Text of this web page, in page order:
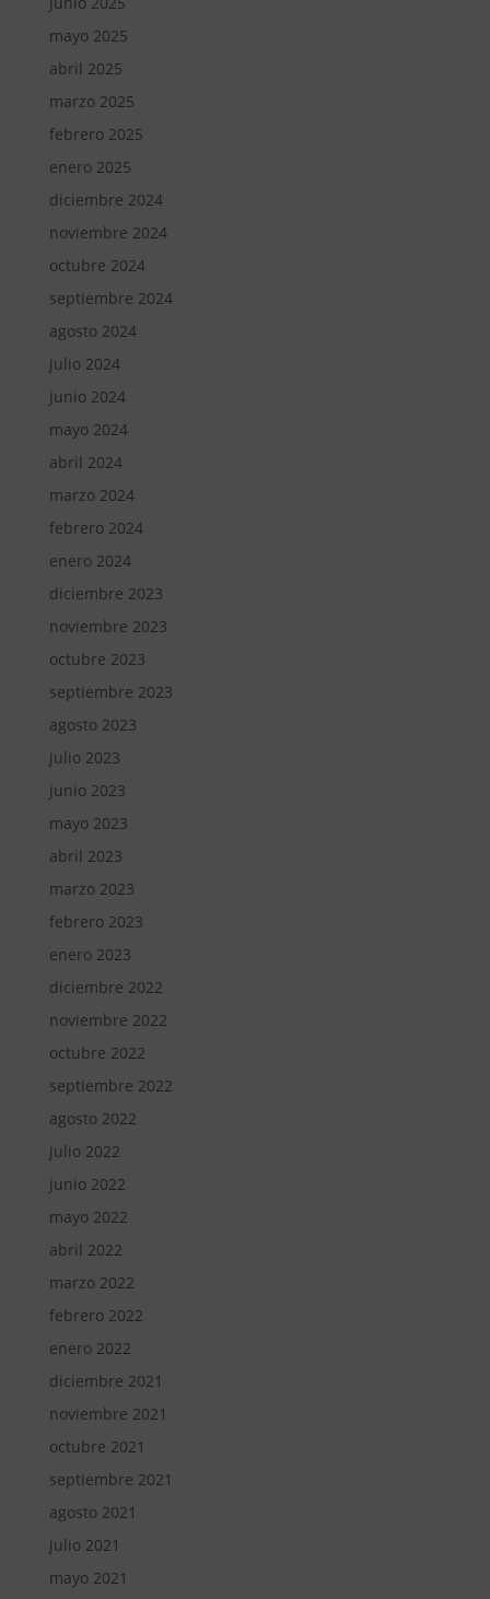
mayo 2025
abril 2025
marzo 2025
febrero 2025
enero 2025
diciembre 2024
noviembre 2024
octubre 2024
septiembre 2024
agosto 2024
julio 2024
junio 2024
mayo 2024
abril 2024
marzo 2024
febrero 2024
enero 2024
diciembre 2023
noviembre 2023
octubre 2023
septiembre 2023
agosto 2023
julio 2023
junio 2023
mayo 2023
abril 2023
marzo 2023
febrero 2023
enero 2023
diciembre 2022
noviembre 2022
octubre 2022
septiembre 2022
agosto 2022
julio 2022
junio 2022
mayo 2022
abril 2022
marzo 2022
febrero 2022
enero 2022
diciembre 2021
noviembre 2021
octubre 2021
septiembre 2021
agosto 2021
julio 2021
mayo 2021